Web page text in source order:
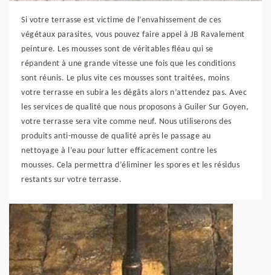
Si votre terrasse est victime de l’envahissement de ces
végétaux parasites, vous pouvez faire appel à JB Ravalement
peinture. Les mousses sont de véritables fléau qui se
répandent à une grande vitesse une fois que les conditions
sont réunis. Le plus vite ces mousses sont traitées, moins
votre terrasse en subira les dégâts alors n’attendez pas. Avec
les services de qualité que nous proposons à Guiler Sur Goyen,
votre terrasse sera vite comme neuf. Nous utiliserons des
produits anti-mousse de qualité après le passage au
nettoyage à l’eau pour lutter efficacement contre les
mousses. Cela permettra d’éliminer les spores et les résidus
restants sur votre terrasse.